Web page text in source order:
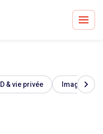
Bruxelles
& vie privée Image &
chevron_right